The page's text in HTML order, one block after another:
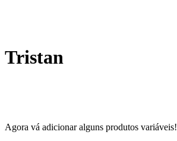
Tristan
Agora vá adicionar alguns produtos variáveis!